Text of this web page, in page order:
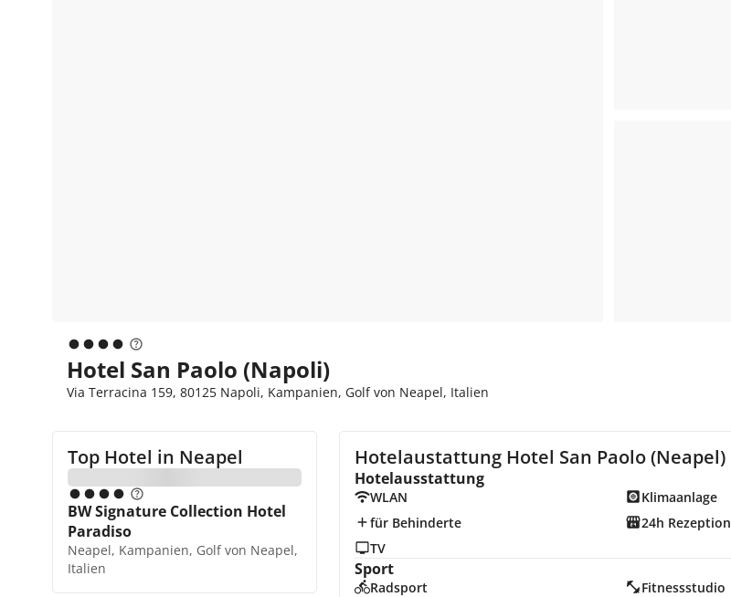
Hotel San Paolo (Napoli)
Via Terracina 159, 80125 Napoli, Kampanien, Golf von Neapel, Italien
Top Hotel in Neapel
BW Signature Collection Hotel
Paradiso
Neapel, Kampanien, Golf von Neapel,
Italien
Hotelaustattung Hotel San Paolo (Neapel)
Hotelausstattung
WLAN Klimaanlage
für Behinderte
24h Rezeption
TV
Sport
Radsport Fitnessstudio